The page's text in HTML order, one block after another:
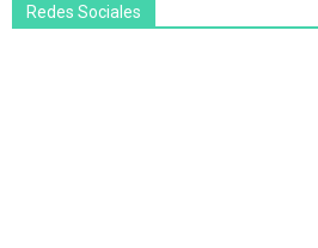
Redes Sociales